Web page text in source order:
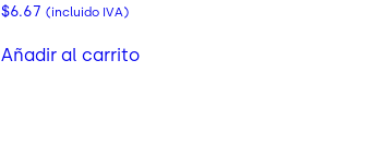
$6.67 (incluido IVA)
Añadir al carrito